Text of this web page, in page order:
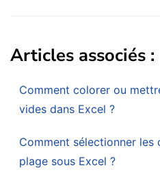
Articles associés :
Comment colorer ou
vides dans Excel ?
Comment sélectionner les
plage sous Excel ?